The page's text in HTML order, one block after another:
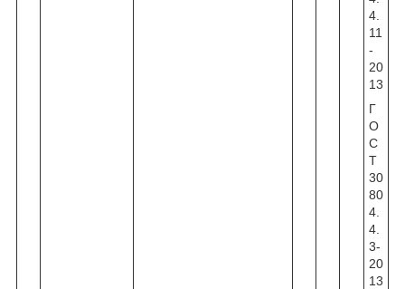
4.
11
-
20
13
Г
О
С
Т
30
80
4.
4.
3-
20
13